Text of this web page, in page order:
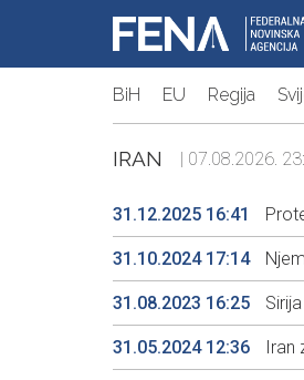
BiH EU Regija
IRAN | 07.08.2026.
31.12.2025 16:41
31.10.2024 17:14
31.08.2023 16:25
31.05.2024 12:36 Iran